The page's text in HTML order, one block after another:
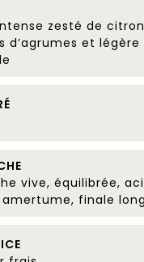
zesté de
d’agrumes et
vive, équilibrée,
amertume, finale